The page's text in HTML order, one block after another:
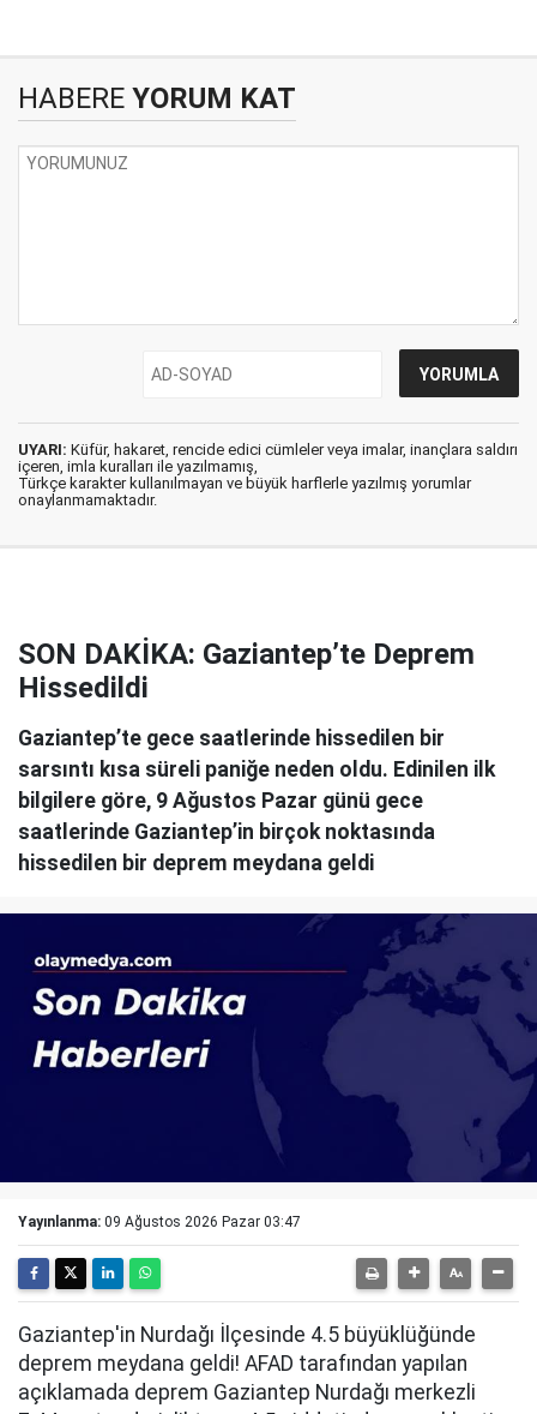
HABERE YORUM KAT
UYARI: Küfür, hakaret, rencide edici cümleler veya imalar, inançlara saldırı
içeren, imla kuralları ile yazılmamış,
Türkçe karakter kullanılmayan ve büyük harflerle yazılmış yorumlar
onaylanmamaktadır.
SON DAKİKA: Gaziantep’te Deprem
Hissedildi
Gaziantep’te gece saatlerinde hissedilen bir
sarsıntı kısa süreli paniğe neden oldu. Edinilen ilk
bilgilere göre, 9 Ağustos Pazar günü gece
saatlerinde Gaziantep’in birçok noktasında
hissedilen bir deprem meydana geldi
Yayınlanma: 09 Ağustos 2026 Pazar 03:47
Gaziantep'in Nurdağı İlçesinde 4.5 büyüklüğünde
deprem meydana geldi! AFAD tarafından yapılan
açıklamada deprem Gaziantep Nurdağı merkezli